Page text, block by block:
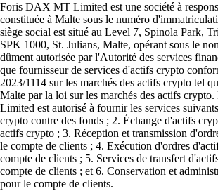
Foris DAX MT Limited est une société à
constituée à Malte sous le numéro
siège social est situé au Level 7, Spinola Park,
SPK 1000, St. Julians, Malte, opérant sous le
dûment autorisée par l'Autorité des services
que fournisseur de services d'actifs crypto
2023/1114 sur les marchés des actifs crypto tel
Malte par la loi sur les marchés des actifs
Limited est autorisé à fournir les services
crypto contre des fonds ; 2. Échange d'actifs
actifs crypto ; 3. Réception et transmission
le compte de clients ; 4. Exécution d'ordres
compte de clients ; 5. Services de transfert
compte de clients ; et 6. Conservation et
pour le compte de clients.